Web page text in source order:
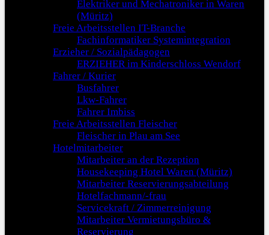
Elektriker und Mechatroniker in Waren
(Müritz)
Freie Arbeitsstellen IT-Branche
Fachinformatiker Systemintegration
Erzieher / Sozialpädagogen
ERZIEHER im Kinderschloss Wendorf
Fahrer / Kurier
Busfahrer
Lkw-Fahrer
Fahrer Imbiss
Freie Arbeitsstellen Fleischer
Fleischer in Plau am See
Hotelmitarbeiter
Mitarbeiter an der Rezeption
Housekeeping Hotel Waren (Müritz)
Mitarbeiter Reservierungsabteilung
Hotelfachmann/-frau
Servicekraft / Zimmerreinigung
Mitarbeiter Vermietungsbüro &
Reservierung